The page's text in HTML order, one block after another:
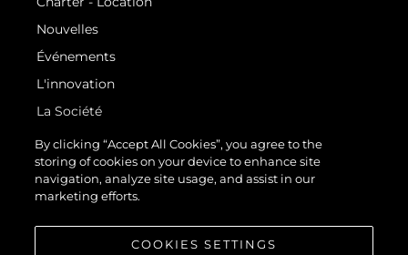
Nouvelles
Événements
L'innovation
La Société
Notre Équipe
Style De Vie
Notre Héritage
By clicking “Accept All Cookies”, you agree to the
storing of cookies on your device to enhance site
navigation, analyze site usage, and assist in our
marketing efforts.
COOKIES SETTINGS